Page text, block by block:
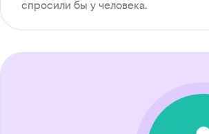
спросили бы у человека.